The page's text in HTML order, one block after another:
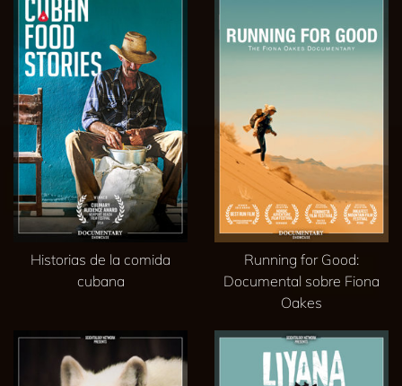
Historias de la comida
cubana
Running for Good:
Documental sobre Fiona
Oakes